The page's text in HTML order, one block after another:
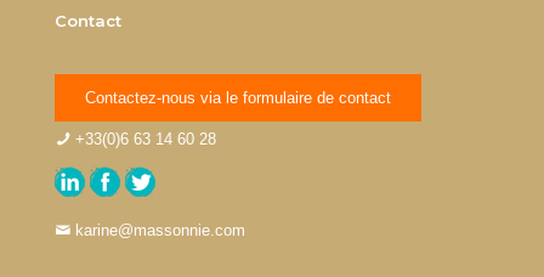
Contact
Contactez-nous via le formulaire de contact
+33(0)6 63 14 60 28
karine@massonnie.com